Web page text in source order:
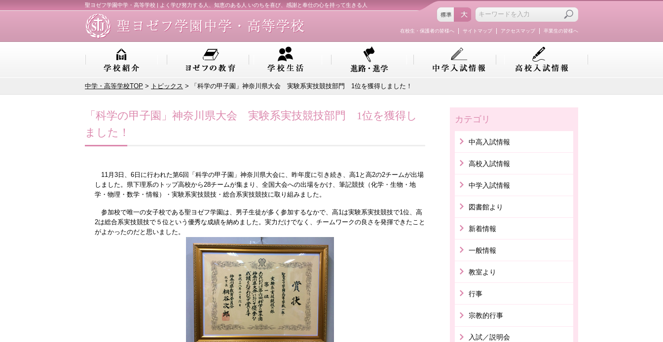
聖ヨゼフ学園中学・高等学校 | よく学び努力する人、知恵のある人 いのちを喜び、感謝と奉仕の心を持って生きる人
卒業生の皆様へ
アクセスマップ
サイトマップ
在校生・保護者の皆様へ
中学・高等学校TOP > トピックス > 「科学の甲子園」神奈川県大会 実験系実技競技部門 1位を獲得しました！
「科学の甲子園」神奈川県大会 実験系実技競技部門 1位を獲得し
ました！
11月3日、6日に行われた第6回「科学の甲子園」神奈川県大会に、昨年度に引き続き、高1と高2の2チームが出場
しました。県下理系のトップ高校から28チームが集まり、全国大会への出場をかけ、筆記競技（化学・生物・地
学・物理・数学・情報）・実験系実技競技・総合系実技競技に取り組みました。
参加校で唯一の女子校である聖ヨゼフ学園は、男子生徒が多く参加するなかで、高1は実験系実技競技で1位、高
2は総合系実技競技で５位という優秀な成績を納めました。実力だけでなく、チームワークの良さを発揮できたこと
がよかったのだと思いました。
カテゴリ
中高入試情報
高校入試情報
中学入試情報
図書館より
新着情報
一般情報
教室より
行事
宗教的行事
入試／説明会